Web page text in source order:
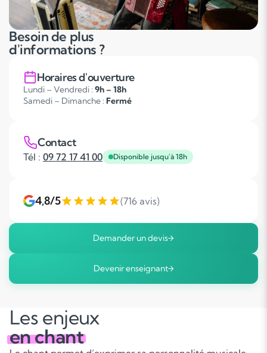
Besoin de plus
d'informations ?
Horaires d'ouverture
Lundi – Vendredi : 9h – 18h
Samedi – Dimanche : Fermé
Contact
Tél : 09 72 17 41 00 Disponible jusqu'à 18h
4,8/5 (716 avis)
Demander un devis
Devenir enseignant
Les enjeux
en chant